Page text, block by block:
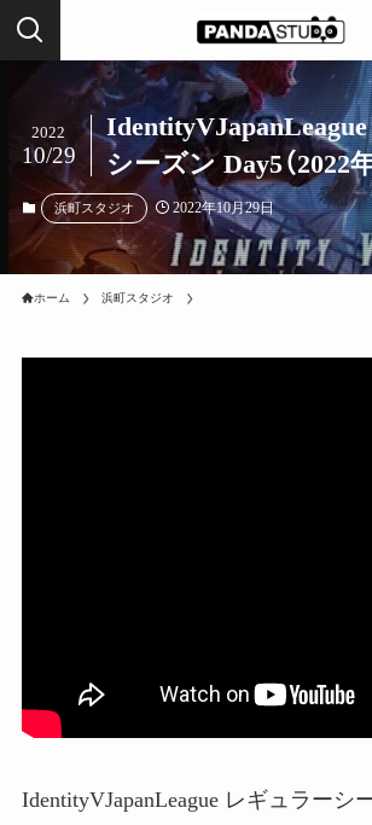
シーズン Day5（2022
2022
10/29
浜町スタジオ 2022年10月29日
ホーム 浜町スタジオ
IdentityVJapanLeague レギュラーシ